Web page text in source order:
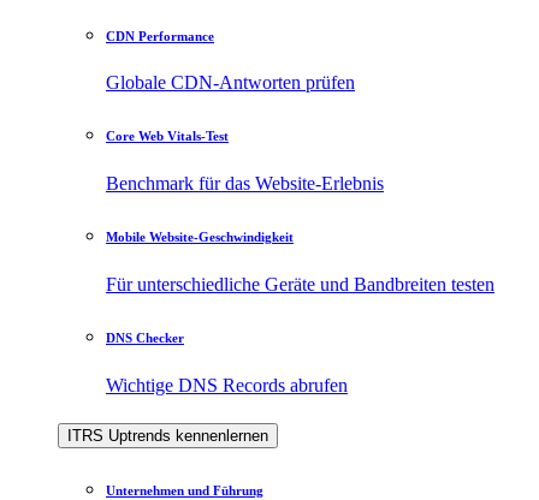
CDN Performance
Globale CDN-Antworten prüfen
Core Web Vitals-Test
Benchmark für das Website-Erlebnis
Mobile Website-Geschwindigkeit
Für unterschiedliche Geräte und Bandbreiten testen
DNS Checker
Wichtige DNS Records abrufen
ITRS Uptrends kennenlernen
Unternehmen und Führung